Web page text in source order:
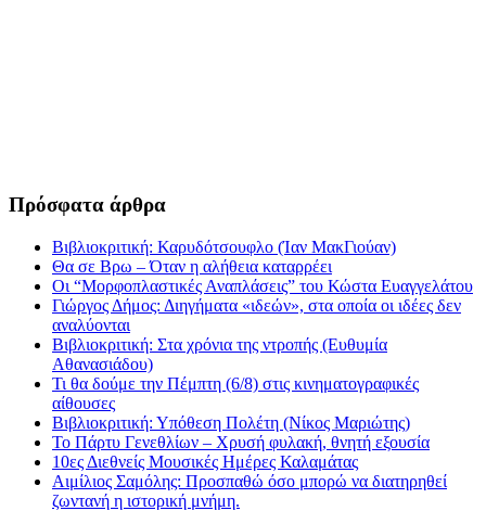
Πρόσφατα άρθρα
Βιβλιοκριτική: Καρυδότσουφλο (Ίαν ΜακΓιούαν)
Θα σε Βρω – Όταν η αλήθεια καταρρέει
Οι “Μορφοπλαστικές Αναπλάσεις” του Κώστα Ευαγγελάτου
Γιώργος Δήμος: Διηγήματα «ιδεών», στα οποία οι ιδέες δεν
αναλύονται
Βιβλιοκριτική: Στα χρόνια της ντροπής (Ευθυμία
Αθανασιάδου)
Τι θα δούμε την Πέμπτη (6/8) στις κινηματογραφικές
αίθουσες
Βιβλιοκριτική: Υπόθεση Πολέτη (Νίκος Μαριώτης)
Το Πάρτυ Γενεθλίων – Χρυσή φυλακή, θνητή εξουσία
10ες Διεθνείς Μουσικές Ημέρες Καλαμάτας
Αιμίλιος Σαμόλης: Προσπαθώ όσο μπορώ να διατηρηθεί
ζωντανή η ιστορική μνήμη.